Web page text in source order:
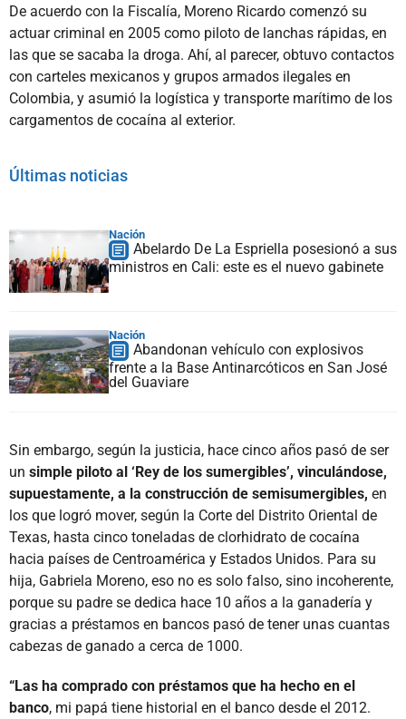
De acuerdo con la Fiscalía, Moreno Ricardo comenzó su
actuar criminal en 2005 como piloto de lanchas rápidas, en
las que se sacaba la droga. Ahí, al parecer, obtuvo contactos
con carteles mexicanos y grupos armados ilegales en
Colombia, y asumió la logística y transporte marítimo de los
cargamentos de cocaína al exterior.
Últimas noticias
Nación
Abelardo De La Espriella posesionó a sus
ministros en Cali: este es el nuevo gabinete
Nación
Abandonan vehículo con explosivos
frente a la Base Antinarcóticos en San José
del Guaviare
Sin embargo, según la justicia, hace cinco años pasó de ser
un simple piloto al ‘Rey de los sumergibles’, vinculándose,
supuestamente, a la construcción de semisumergibles, en
los que logró mover, según la Corte del Distrito Oriental de
Texas, hasta cinco toneladas de clorhidrato de cocaína
hacia países de Centroamérica y Estados Unidos. Para su
hija, Gabriela Moreno, eso no es solo falso, sino incoherente,
porque su padre se dedica hace 10 años a la ganadería y
gracias a préstamos en bancos pasó de tener unas cuantas
cabezas de ganado a cerca de 1000.
“Las ha comprado con préstamos que ha hecho en el
banco, mi papá tiene historial en el banco desde el 2012.